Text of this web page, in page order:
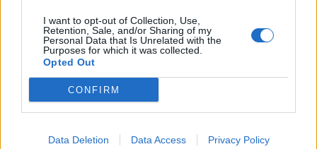
I want to opt-out of Collection, Use,
Retention, Sale, and/or Sharing of my
Personal Data that Is Unrelated with the
Purposes for which it was collected.
Opted Out
CONFIRM
Data Deletion Data Access Privacy Policy
Συρία: Βόμβα εξερράγη σε λεωφορείο κοντά στη
Δαμασκό – Τουλάχιστον 2 νεκροί και 13 τραυματίες
Απίστευτο περιστατικό σε αγώνα μπέιζμπολ: Μπαστούνι
παίκτη εκτοξεύτηκε στις κερκίδες και τραυμάτισε θεατή
- Δείτε βίντεο